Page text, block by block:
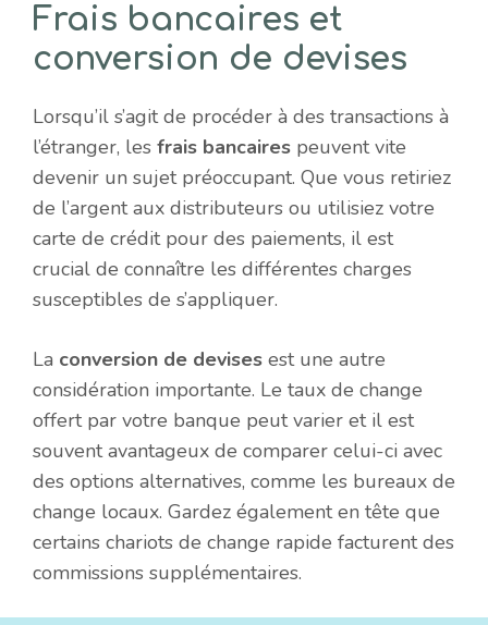
Frais bancaires et
conversion de devises
Lorsqu’il s’agit de procéder à des transactions à
l’étranger, les frais bancaires peuvent vite
devenir un sujet préoccupant. Que vous retiriez
de l’argent aux distributeurs ou utilisiez votre
carte de crédit pour des paiements, il est
crucial de connaître les différentes charges
susceptibles de s’appliquer.
La conversion de devises est une autre
considération importante. Le taux de change
offert par votre banque peut varier et il est
souvent avantageux de comparer celui-ci avec
des options alternatives, comme les bureaux de
change locaux. Gardez également en tête que
certains chariots de change rapide facturent des
commissions supplémentaires.